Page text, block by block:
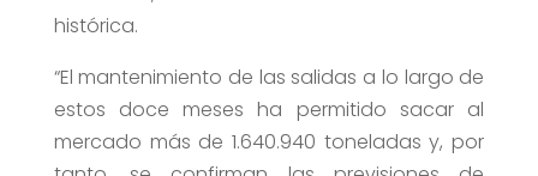
histórica.
“El mantenimiento de las salidas a lo largo de
estos doce meses ha permitido sacar al
mercado más de 1.640.940 toneladas y, por